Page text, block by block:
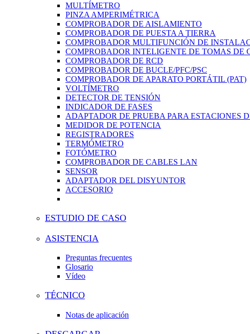
MULTÍMETRO
PINZA AMPERIMÉTRICA
COMPROBADOR DE AISLAMIENTO
COMPROBADOR DE PUESTA A TIERRA
COMPROBADOR MULTIFUNCIÓN DE
COMPROBADOR INTELIGENTE DE TOMAS DE
COMPROBADOR DE RCD
COMPROBADOR DE BUCLE/PFC/PSC
COMPROBADOR DE APARATO PORTÁTIL (PAT)
VOLTÍMETRO
DETECTOR DE TENSIÓN
INDICADOR DE FASES
ADAPTADOR DE PRUEBA PARA ESTACIONES
MEDIDOR DE POTENCIA
REGISTRADORES
TERMÓMETRO
FOTÓMETRO
COMPROBADOR DE CABLES LAN
SENSOR
ADAPTADOR DEL DISYUNTOR
ACCESORIO
ESTUDIO DE CASO
ASISTENCIA
Preguntas frecuentes
Glosario
Vídeo
TÉCNICO
Notas de aplicación